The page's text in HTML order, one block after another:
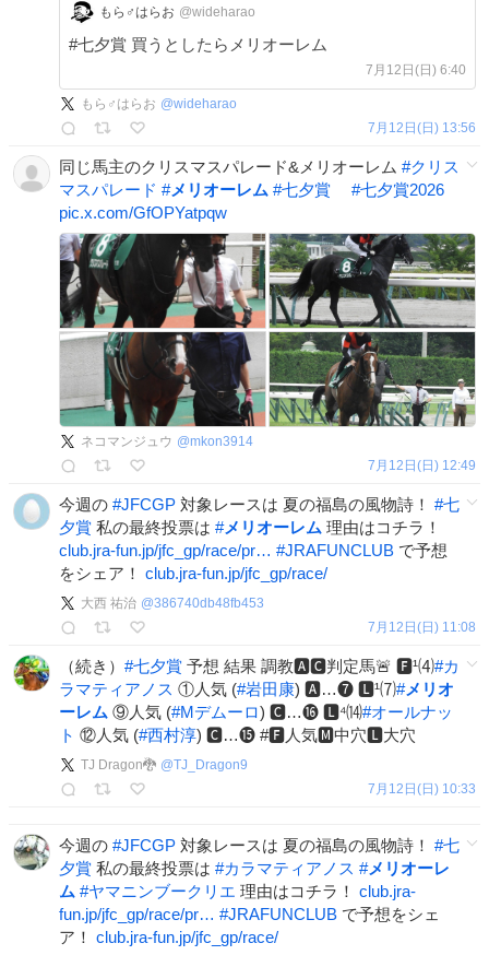
もら♂はらお @wideharao
#七夕賞 買うとしたらメリオーレム
7月12日(日) 6:40
もら♂はらお @wideharao
7月12日(日) 13:56
同じ馬主のクリスマスパレード&メリオーレム #クリス
マスパレード #メリオーレム #七夕賞 #七夕賞2026
pic.x.com/GfOPYatpqw
ネコマンジュウ @mkon3914
7月12日(日) 12:49
今週の #JFCGP 対象レースは 夏の福島の風物詩！ #七
夕賞 私の最終投票は #メリオーレム 理由はコチラ！
club.jra-fun.jp/jfc_gp/race/pr… #JRAFUNCLUB で予想
をシェア！ club.jra-fun.jp/jfc_gp/race/
大西 祐治 @386740db48fb453
7月12日(日) 11:08
（続き） #七夕賞 予想 結果 調教🅰🅲判定馬🚨 🅵¹⑷#カ
ラマティアノス ①人気 (#岩田康) 🅰…❼ 🅻¹⑺#メリオ
ーレム ⑨人気 (#Mデムーロ) 🅲…⓰ 🅻⁴⒁#オールナッ
ト ⑫人気 (#西村淳) 🅲…⓯ #🅵人気🅼中穴🅻大穴
TJ Dragon🐉 @TJ_Dragon9
7月12日(日) 10:33
今週の #JFCGP 対象レースは 夏の福島の風物詩！ #七
夕賞 私の最終投票は #カラマティアノス #メリオーレ
ム #ヤマニンブークリエ 理由はコチラ！ club.jra-
fun.jp/jfc_gp/race/pr… #JRAFUNCLUB で予想をシェ
ア！ club.jra-fun.jp/jfc_gp/race/